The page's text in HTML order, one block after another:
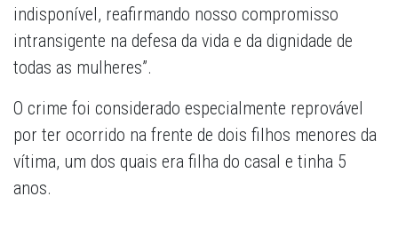
indisponível, reafirmando nosso compromisso
intransigente na defesa da vida e da dignidade de
todas as mulheres”.
O crime foi considerado especialmente reprovável
por ter ocorrido na frente de dois filhos menores da
vítima, um dos quais era filha do casal e tinha 5
anos.